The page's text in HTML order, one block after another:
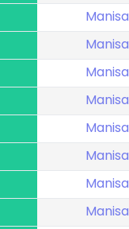
Manisa
Manisa
Manisa
Manisa
Manisa
Manisa
Manisa
Manisa